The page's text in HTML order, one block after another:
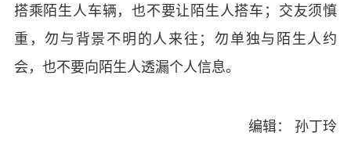
搭乘陌生人车辆，也不要让陌生人搭车；交友须慎
重，勿与背景不明的人来往；勿单独与陌生人约
会，也不要向陌生人透漏个人信息。
编辑： 孙丁玲